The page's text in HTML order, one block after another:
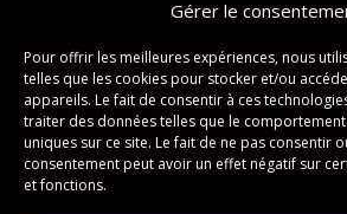
Gérer le
Pour offrir les meilleures expériences, nous
telles que les cookies pour stocker et/ou
appareils. Le fait de consentir à ces
traiter des données telles que le
uniques sur ce site. Le fait de ne pas consentir
consentement peut avoir un effet négatif sur
et fonctions.